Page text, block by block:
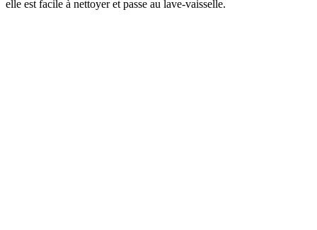
elle est facile à nettoyer et passe au lave-vaisselle.